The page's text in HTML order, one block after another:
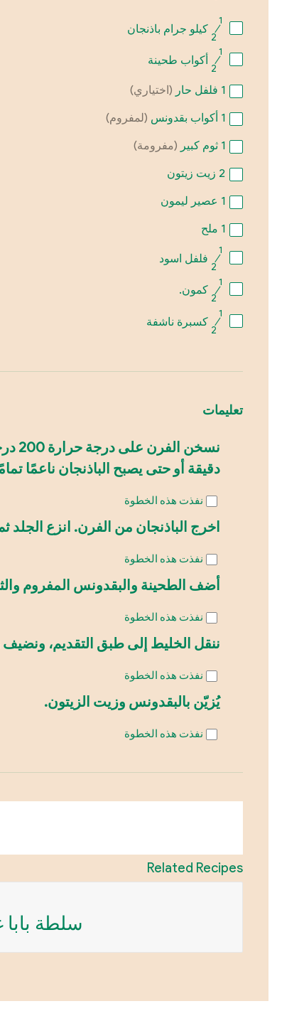
1
⁄
2
كيلو جرام باذنجان
1
⁄
2
أكواب طحينة
1 فلفل حار (اختياري)
1 أكواب بقدونس (لمفروم)
1 ثوم كبير (مفرومة)
2 زيت زيتون
1 عصير ليمون
1 ملح
1
⁄
2
فلفل اسود
1
⁄
2
كمون.
1
⁄
2
كسبرة ناشفة
تعليمات
دقيقة أو حتى يصبح الباذنجان ناعمًا
نفذت هذه الخطوة
اخرج الباذنجان من الفرن. انزع
نفذت هذه الخطوة
أضف الطحينة والبقدونس المفروم
نفذت هذه الخطوة
ننقل الخليط إلى طبق التقديم، ونضيف
نفذت هذه الخطوة
يُزيّن بالبقدونس وزيت الزيتون.
نفذت هذه الخطوة
Related Recipes
سلطة بابا